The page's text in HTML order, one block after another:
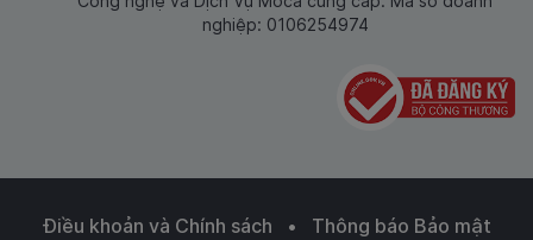
nghiệp: 0106254974
Điều khoản và Chính sách •
Thông báo Bảo mật